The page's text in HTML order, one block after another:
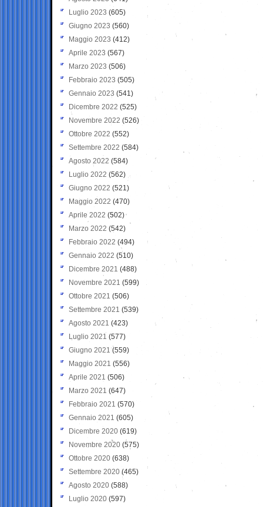
Luglio 2023 (605)
Giugno 2023 (560)
Maggio 2023 (412)
Aprile 2023 (567)
Marzo 2023 (506)
Febbraio 2023 (505)
Gennaio 2023 (541)
Dicembre 2022 (525)
Novembre 2022 (526)
Ottobre 2022 (552)
Settembre 2022 (584)
Agosto 2022 (584)
Luglio 2022 (562)
Giugno 2022 (521)
Maggio 2022 (470)
Aprile 2022 (502)
Marzo 2022 (542)
Febbraio 2022 (494)
Gennaio 2022 (510)
Dicembre 2021 (488)
Novembre 2021 (599)
Ottobre 2021 (506)
Settembre 2021 (539)
Agosto 2021 (423)
Luglio 2021 (577)
Giugno 2021(559)
Maggio 2021 (556)
Aprile 2021 (506)
Marzo 2021 (647)
Febbraio 2021 (570)
Gennaio 2021 (605)
Dicembre 2020 (619)
Novembre 2020 (575)
Ottobre 2020 (638)
Settembre 2020(465)
Agosto 2020 (588)
Luglio 2020 (597)